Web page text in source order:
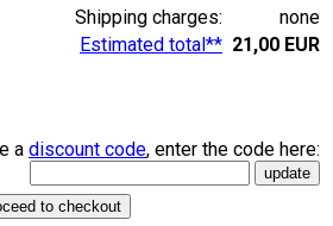
Shipping charges:
none
Estimated total** 21,00 EUR
a discount code, enter the code here:
to checkout